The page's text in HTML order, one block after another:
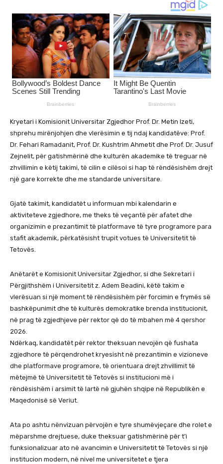
Kryetari i Komisionit Universitar Zgjedhor Prof. Dr. Metin Izeti,
shprehu mirënjohjen dhe vlerësimin e tij ndaj kandidatëve: Prof.
Dr. Fehari Ramadanit, Prof. Dr. Kushtrim Ahmetit dhe Prof. Dr. Jusuf
Zejnelit, për gatishmërinë dhe kulturën akademike të treguar në
zhvillimin e këtij takimi, të cilin e cilësoi si hap të rëndësishëm drejt
një gare korrekte dhe me standarde universitare.
Gjatë takimit, kandidatët u informuan mbi kalendarin e
aktiviteteve zgjedhore, me theks të veçantë për afatet dhe
organizimin e prezantimit të platformave të tyre programore para
stafit akademik, përkatësisht trupit votues të Universitetit të
Tetovës.
Anëtarët e Komisionit Universitar Zgjedhor, si dhe Sekretari i
Përgjithshëm i Universitetit z. Adem Beadini, këtë takim e
vlerësuan si një moment të rëndësishëm për forcimin e frymës së
bashkëpunimit dhe të kulturës demokratike brenda institucionit,
në prag të zgjedhjeve për rektor që do të mbahen më 4 qershor
2026.
Ndërkaq, kandidatët për rektor theksuan nevojën që fushata
zgjedhore të përqendrohet kryesisht në prezantimin e vizioneve
dhe platformave programore, të orientuara drejt zhvillimit të
mëtejmë të Universitetit të Tetovës si institucioni më i
rëndësishëm i arsimit të lartë në gjuhën shqipe në Republikën e
Maqedonisë së Veriut.
Ata po ashtu nënvizuan përvojën e tyre shumëvjeçare dhe rolet e
mëparshme drejtuese, duke theksuar gatishmërinë për t’i
funksionalizuar ato në avancimin e Universitetit të Tetovës si një
institucion modern, në nivel me universitetet e tjera